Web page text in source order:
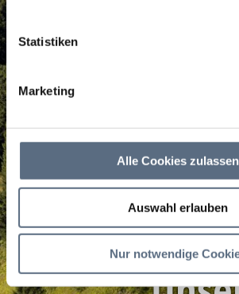
Statistiken
Marketing
Alle Cookies zulassen
Auswahl erlauben
Nur notwendige